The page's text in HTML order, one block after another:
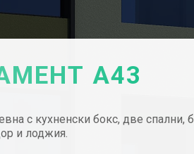
А43
с кухненски бокс, две спални,
и лоджия.